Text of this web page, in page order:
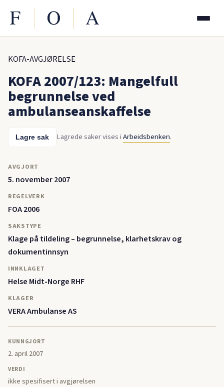
KOFA-AVGJØRELSE
KOFA 2007/123: Mangelfull
begrunnelse ved
ambulanseanskaffelse
Lagre sak Lagrede saker vises iArbeidsbenken.
AVGJORT
5. november 2007
REGELVERK
FOA 2006
SAKSTYPE
Klage på tildeling – begrunnelse, klarhetskrav og
dokumentinnsyn
INNKLAGET
Helse Midt-Norge RHF
KLAGER
VERA Ambulanse AS
KUNNGJORT
2. april 2007
VERDI
ikke spesifisert i avgjørelsen